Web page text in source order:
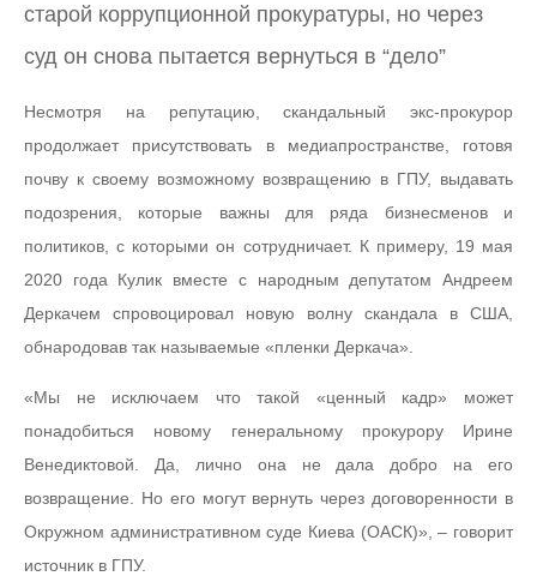
старой коррупционной прокуратуры, но через
суд он снова пытается вернуться в “дело”
Несмотря на репутацию, скандальный экс-прокурор
продолжает присутствовать в медиапространстве, готовя
почву к своему возможному возвращению в ГПУ, выдавать
подозрения, которые важны для ряда бизнесменов и
политиков, с которыми он сотрудничает. К примеру, 19 мая
2020 года Кулик вместе с народным депутатом Андреем
Деркачем спровоцировал новую волну скандала в США,
обнародовав так называемые «пленки Деркача».
«Мы не исключаем что такой «ценный кадр» может
понадобиться новому генеральному прокурору Ирине
Венедиктовой. Да, лично она не дала добро на его
возвращение. Но его могут вернуть через договоренности в
Окружном административном суде Киева (ОАСК)», – говорит
источник в ГПУ.